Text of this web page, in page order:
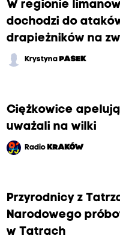
W regionie
dochodzi do
drapieżników na
Krystyna PASEK
Ciężkowice
uważali na wilki
Radio KRAKÓW
Przyrodnicy z
Narodowego
w Tatrach